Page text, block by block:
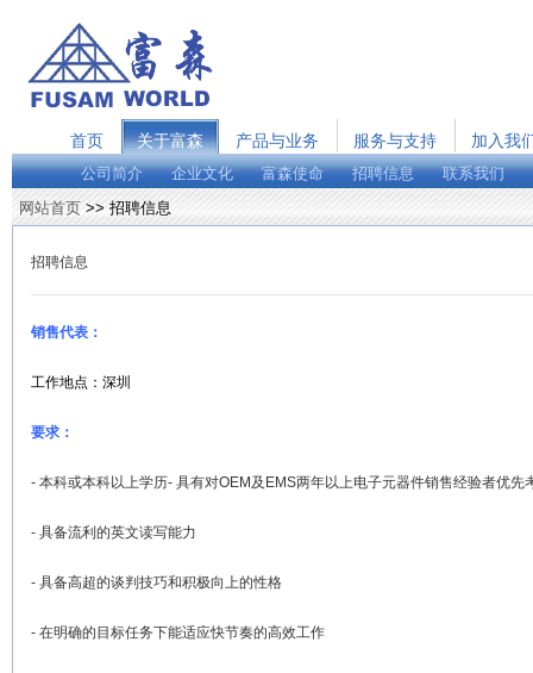
首页 关于富森 产品与业务 服务与支持 加入我
公司简介 企业文化 富森使命 招聘信息
联系我们
网站首页 >> 招聘信息
招聘信息
销售代表：
工作地点：深圳
要求：
- 本科或本科以上学历- 具有对OEM及EMS两年以上电子元器件销售经验者优先
- 具备流利的英文读写能力
- 具备高超的谈判技巧和积极向上的性格
- 在明确的目标任务下能适应快节奏的高效工作